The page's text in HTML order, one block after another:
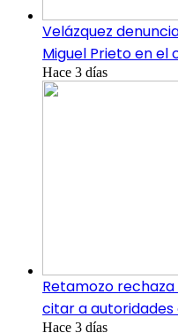
Velázquez
Miguel Prieto en el
Hace 3 días
Retamozo
citar a autoridades
Hace 3 días